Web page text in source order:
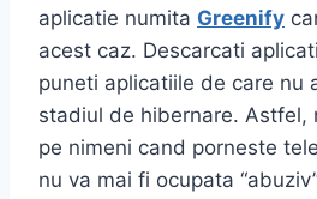
aplicatie numita Greenify
acest caz. Descarcati
puneti aplicatiile de care nu
stadiul de hibernare. Astfel,
pe nimeni cand porneste
nu va mai fi ocupata